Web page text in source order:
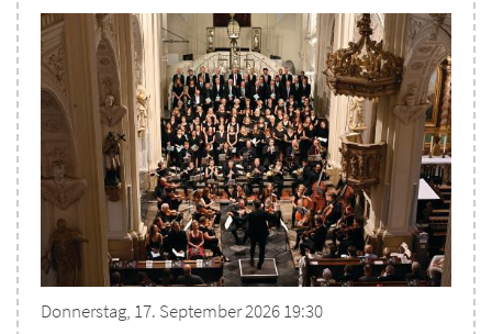
Donnerstag, 17. September 2026 19:30